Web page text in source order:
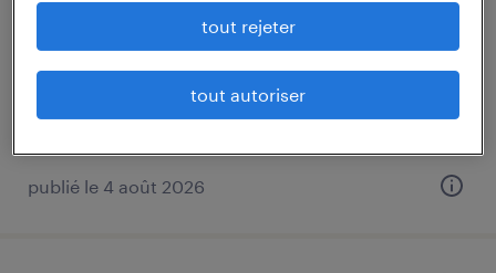
intérim
publié le 4 août 2026
tout rejeter
tout autoriser